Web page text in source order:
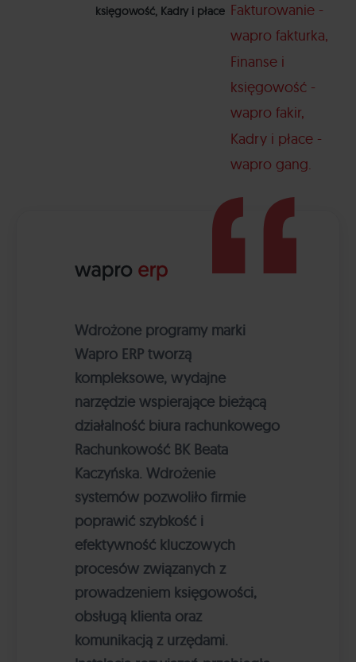
księgowość, Kadry i płace Fakturowanie -
wapro fakturka
Finanse i
księgowość -
wapro fakir
Kadry i płace -
wapro gang
Wdrożone programy marki
Wapro ERP tworzą
kompleksowe, wydajne
narzędzie wspierające bieżącą
działalność biura rachunkowego
Rachunkowość BK Beata
Kaczyńska. Wdrożenie
systemów pozwoliło firmie
poprawić szybkość i
efektywność kluczowych
procesów związanych z
prowadzeniem księgowości,
obsługą klienta oraz
komunikacją z urzędami.